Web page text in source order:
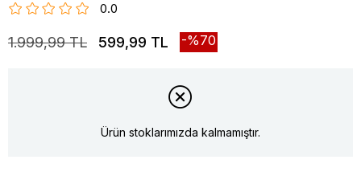
0.0
1.999,99 TL 599,99 TL 70
Ürün stoklarımızda kalmamıştır.